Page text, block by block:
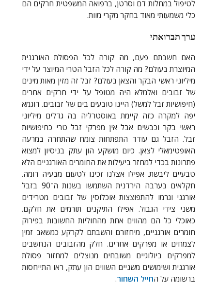
לטיפול במחלות דם וסרטן, ברפואה המשפטית חרקים הם
כלי משמעותי מאוד בחקר מקרי מוות.
ערך תברואתי
האם חשבתם פעם, מה קורה לכל הפסולת האורגנית
המיוצרת בעולם? מה קורה לכל הזבל הטרי המיוצר על ידי
מיליוני ראשי הבקר והצאן בעולם? זבל זה מזין מאות מינים
של זבובים ואלמלא היה מטופל על ידי חרקים אחרים
(חיפושיות זבל למשל) היינו טובעים בים של זבובים. דוגמא
יפה למקרה כזה קיימת באוסטרליה בה גדלים מיליוני
ראשי בקר וכבשים אבל אין מפרקי זבל טרי כחיפושיות
זבל. הזבל גם עודד התפתחות צומח שהתחרה במרעה
האופטימאלי לצאן. כיום מושקע הון עתק בניסיון למצוא
פתרונות בכדי למחזר ביעילות את החומרים האורגניים הלא
טבעיים ליבשת. אפילו אצלנו זכינו לטעום מבעיה דומה.
חקלאים בערבה הירדנית השתמשו בשנות ה־90 בזבל
אורגני וגרמו להתפוצצות אוכלוסין של זבובים מטרידים
משני צידי הגבול. אפילו התיקנים תורמים את חלקם.
כאוכלי כל הם מהווים אחת מהחוליות החשובות בפירוק
חומרים אורגניים, מיחזורם והשבתם לקרקע כמשאב זמין
לצמחים או מפרקים אחרים. חלק מהזבובים הנחשבים
למפרקים ביולוגיים משובחים מנוצלים למחזור פסולת
אורגנית ושימושים משניים השווים הון עתק, ראו התייחסות
ברשומה על החייל השחור.